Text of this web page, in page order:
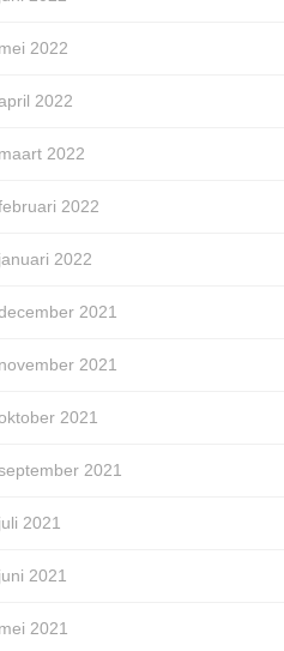
mei 2022
2022
maart 2022
2022
januari 2022
2021
november 2021
2021
2021
juli 2021
juni 2021
mei 2021